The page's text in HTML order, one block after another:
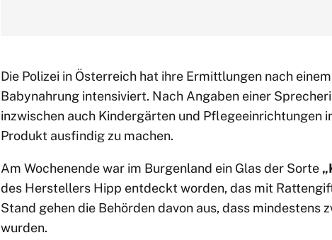
Die Polizei in Österreich hat ihre Ermittlungen nach
Babynahrung intensiviert. Nach Angaben einer
inzwischen auch Kindergärten und Pflegeeinrichtungen
Produkt ausfindig zu machen.
Am Wochenende war im Burgenland ein Glas der Sorte
des Herstellers Hipp entdeckt worden, das mit
Stand gehen die Behörden davon aus, dass mindestens
wurden.